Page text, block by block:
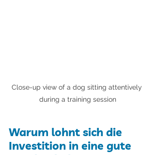
Close-up view of a dog sitting attentively
during a training session
Warum lohnt sich die
Investition in eine gute